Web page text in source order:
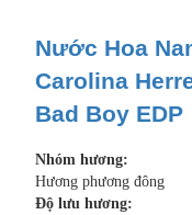
Nước Hoa
Carolina
Bad Boy EDP
Nhóm hương:
Hương phương đông
Độ lưu hương: